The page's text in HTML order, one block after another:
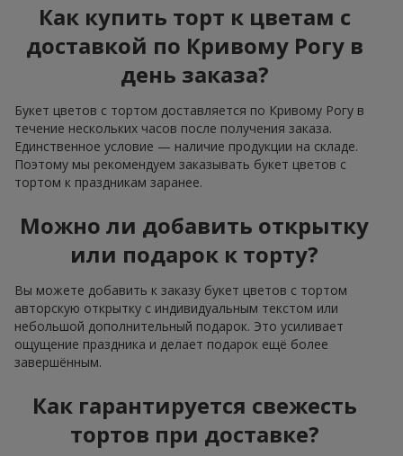
Как купить торт к цветам с
доставкой по Кривому Рогу в
день заказа?
Букет цветов с тортом доставляется по Кривому Рогу в
течение нескольких часов после получения заказа.
Единственное условие — наличие продукции на складе.
Поэтому мы рекомендуем заказывать букет цветов с
тортом к праздникам заранее.
Можно ли добавить открытку
или подарок к торту?
Вы можете добавить к заказу букет цветов с тортом
авторскую открытку с индивидуальным текстом или
небольшой дополнительный подарок. Это усиливает
ощущение праздника и делает подарок ещё более
завершённым.
Как гарантируется свежесть
тортов при доставке?